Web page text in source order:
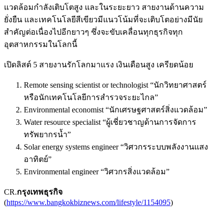
แวดล้อมกำลังเติบโตสูง และในระยะยาว สายงานด้านความ
ยั่งยืน และเทคโนโลยีสีเขียวมีแนวโน้มที่จะเติบโตอย่างมีนัย
สำคัญต่อเนื่องไปอีกยาวๆ ซึ่งจะขับเคลื่อนทุกธุรกิจทุก
อุตสาหกรรมในโลกนี้
เปิดลิสต์ 5 สายงานรักโลกมาแรง เงินเดือนสูง เครียดน้อย
Remote sensing scientist or technologist “นักวิทยาศาสตร์
หรือนักเทคโนโลยีการสำรวจระยะไกล”
Environmental economist “นักเศรษฐศาสตร์สิ่งแวดล้อม”
Water resource specialist “ผู้เชี่ยวชาญด้านการจัดการ
ทรัพยากรน้ำ”
Solar energy systems engineer “วิศวกรระบบพลังงานแสง
อาทิตย์”
Environmental engineer “วิศวกรสิ่งแวดล้อม”
CR.กรุงเทพธุรกิจ
(https://www.bangkokbiznews.com/lifestyle/1154095)